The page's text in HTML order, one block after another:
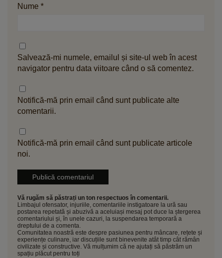
Nume *
Salvează-mi numele, emailul și site-ul web în acest
navigator pentru data viitoare când o să comentez.
Notifică-mă prin email când sunt publicate alte
comentarii.
Notifică-mă prin email când sunt publicate articole
noi.
Vă rugăm să păstrați un ton respectuos în comentarii.
Limbajul ofensator, injuriile, comentariile instigatoare la ură sau
postarea repetată și abuzivă a aceluiași mesaj pot duce la ștergerea
comentariului și, în unele cazuri, la suspendarea temporară a
dreptului de a comenta.
Comunitatea noastră este despre pasiunea pentru mâncare, rețete și
experiențe culinare, iar discuțiile sunt binevenite atât timp cât rămân
civilizate și constructive. Vă mulțumim că ne ajutați să păstrăm un
spațiu plăcut pentru toți